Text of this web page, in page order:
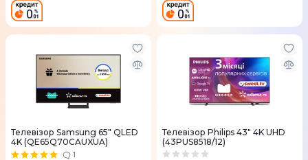
Телевізор Samsung 65" QLED
4K (QE65Q70CAUXUA)
1
Телевізор Philips 43" 4K UHD
(43PUS8518/12)